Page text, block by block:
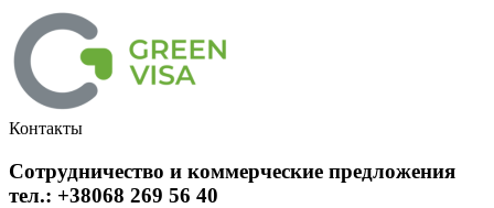
Контакты
Сотрудничество и коммерческие предложения
тел.: +38068 269 56 40